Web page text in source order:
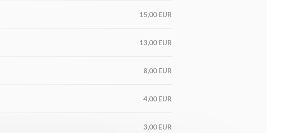
15,00 EUR
13,00 EUR
8,00 EUR
4,00 EUR
3,00 EUR